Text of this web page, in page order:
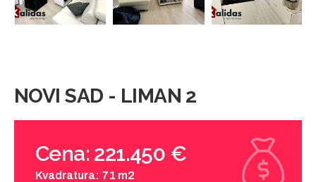
NOVI SAD - LIMAN 2
Cena: 221.450 €
Kvadratura: 71 m2